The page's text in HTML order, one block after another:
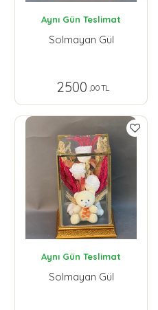
Aynı Gün Teslimat
Solmayan Gül
2500 ,00 TL
Aynı Gün Teslimat
Solmayan Gül